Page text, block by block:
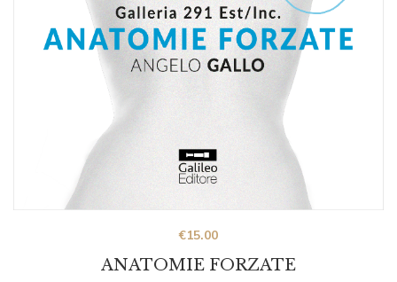
ANATOMIE FORZATE
€15.00